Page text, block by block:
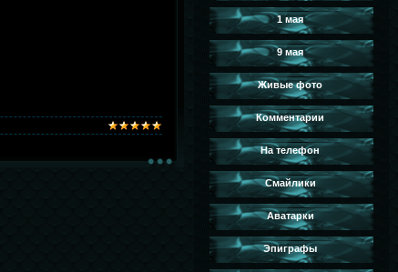
1 мая
9 мая
Живые фото
Комментарии
На телефон
Смайлики
Аватарки
Эпиграфы